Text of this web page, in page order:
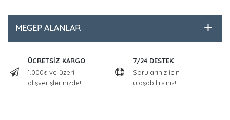
MEGEP ALANLAR
ÜCRETSİZ KARGO
1.000₺ ve üzeri
alışverişlerinizde!
7/24 DESTEK
Sorularınız için
ulaşabilirsiniz!